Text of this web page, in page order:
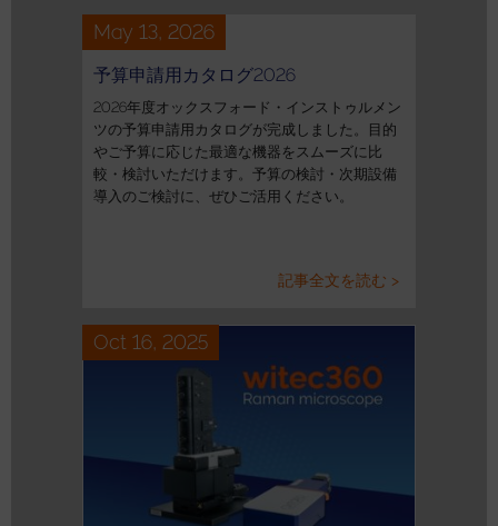
May 13, 2026
予算申請用カタログ2026
2026年度オックスフォード・インストゥルメン
ツの予算申請用カタログが完成しました。目的
やご予算に応じた最適な機器をスムーズに比
較・検討いただけます。予算の検討・次期設備
導入のご検討に、ぜひご活用ください。
記事全文を読む >
Oct 16, 2025